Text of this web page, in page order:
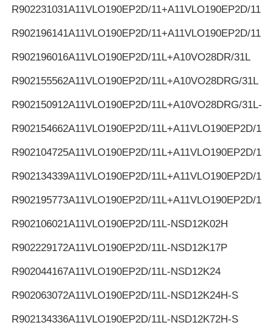
R902231031A11VLO190EP2D/11+A11VLO190EP2D/11
R902196141A11VLO190EP2D/11+A11VLO190EP2D/11
R902196016A11VLO190EP2D/11L+A10VO28DR/31L
R902155562A11VLO190EP2D/11L+A10VO28DRG/31L
R902150912A11VLO190EP2D/11L+A10VO28DRG/31L-K
R902154662A11VLO190EP2D/11L+A11VLO190EP2D/11L
R902104725A11VLO190EP2D/11L+A11VLO190EP2D/11L
R902134339A11VLO190EP2D/11L+A11VLO190EP2D/11L
R902195773A11VLO190EP2D/11L+A11VLO190EP2D/11L
R902106021A11VLO190EP2D/11L-NSD12K02H
R902229172A11VLO190EP2D/11L-NSD12K17P
R902044167A11VLO190EP2D/11L-NSD12K24
R902063072A11VLO190EP2D/11L-NSD12K24H-S
R902134336A11VLO190EP2D/11L-NSD12K72H-S